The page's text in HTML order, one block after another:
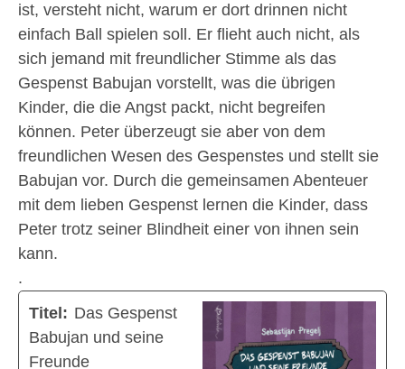
ist, versteht nicht, warum er dort drinnen nicht
einfach Ball spielen soll. Er flieht auch nicht, als
sich jemand mit freundlicher Stimme als das
Gespenst Babujan vorstellt, was die übrigen
Kinder, die die Angst packt, nicht begreifen
können. Peter überzeugt sie aber von dem
freundlichen Wesen des Gespenstes und stellt sie
Babujan vor. Durch die gemeinsamen Abenteuer
mit dem lieben Gespenst lernen die Kinder, dass
Peter trotz seiner Blindheit einer von ihnen sein
kann.
.
Titel: Das Gespenst
Babujan und seine
Freunde